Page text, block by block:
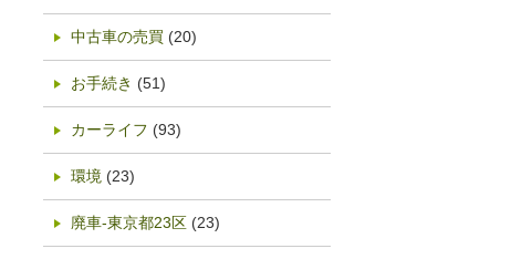
中古車の売買 (20)
お手続き (51)
カーライフ (93)
環境 (23)
廃車-東京都23区 (23)